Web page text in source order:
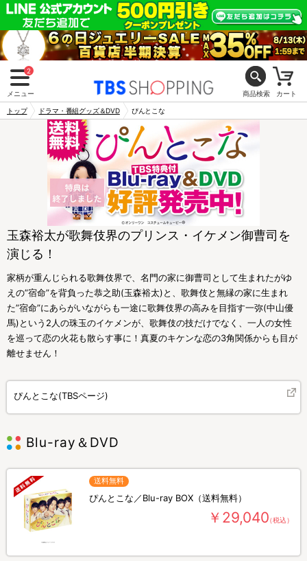
2
メニュー 商品検索 カート
トップ ドラマ・番組グッズ＆DVD ぴんとこな
玉森裕太が歌舞伎界のプリンス・イケメン御曹司を
演じる！
家柄が重んじられる歌舞伎界で、名門の家に御曹司として生まれたがゆ
えの”宿命”を背負った恭之助(玉森裕太)と、歌舞伎と無縁の家に生まれ
た”宿命”にあらがいながらも一途に歌舞伎界の高みを目指す一弥(中山優
馬)という2人の珠玉のイケメンが、歌舞伎の技だけでなく、一人の女性
を巡って恋の火花も散らす事に！真夏のキケンな恋の3角関係からも目が
離せません！
ぴんとこな(TBSページ)
Blu-ray＆DVD
送料無料
ぴんとこな／Blu-ray BOX（送料無料）
￥29,040（税込）